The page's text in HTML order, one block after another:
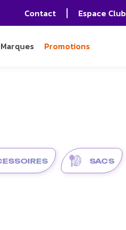
Contact Espace Club
Marques Promotions
SACS